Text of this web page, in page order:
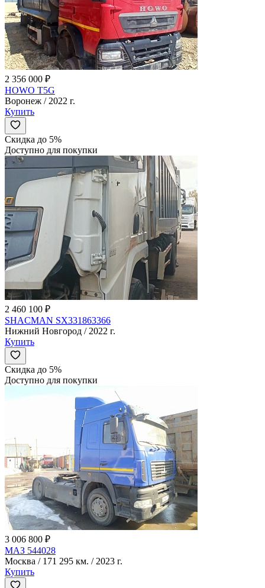
2 356 000 ₽
HOWO T5G
Воронеж / 2022 г.
Купить
Скидка до 5%
Доступно для покупки
2 460 100 ₽
SHACMAN SX331863366
Нижний Новгород / 2022 г.
Купить
Скидка до 5%
Доступно для покупки
3 006 800 ₽
МАЗ 544028
Москва / 171 295 км. / 2023 г.
Купить